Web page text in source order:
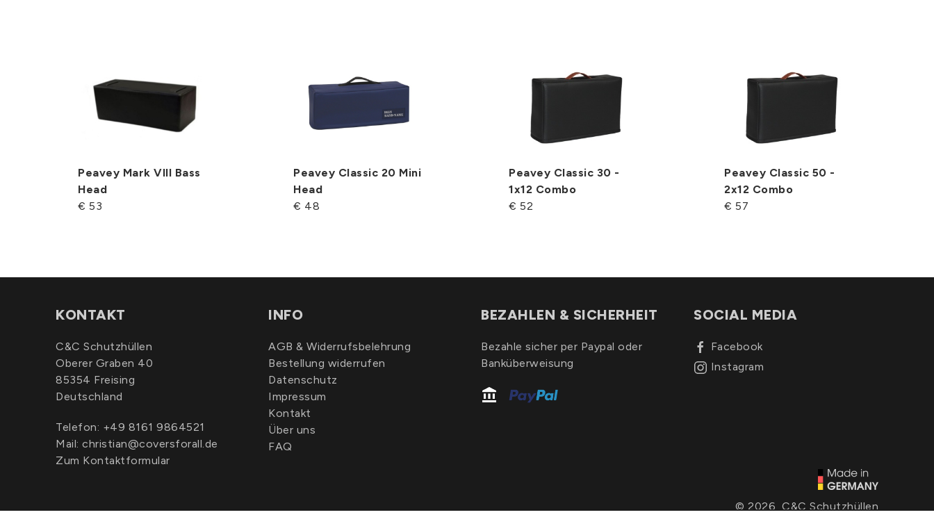
Peavey Mark VIII Bass
Head
€ 53
Peavey Classic 20 Mini
Head
€ 48
Peavey Classic 30 -
1x12 Combo
€ 52
Peavey Classic 50 -
2x12 Combo
€ 57
KONTAKT
C&C Schutzhüllen
Oberer Graben 40
85354 Freising
Deutschland
Telefon: +49 8161 9864521
Mail: christian@coversforall.de
Zum Kontaktformular
INFO
AGB & Widerrufsbelehrung
Bestellung widerrufen
Datenschutz
Impressum
Kontakt
Über uns
FAQ
BEZAHLEN & SICHERHEIT
Bezahle sicher per Paypal oder
Banküberweisung
SOCIAL MEDIA
Facebook
Instagram
© 2026, C&C Schutzhüllen